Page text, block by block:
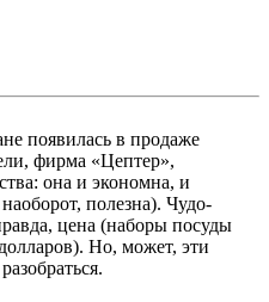
появилась в продаже
фирма «Цептер»,
она и экономна, и
полезна). Чудо-
цена (наборы посуды
Но, может, эти